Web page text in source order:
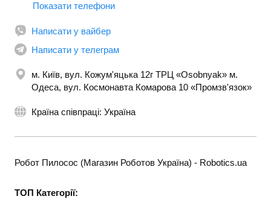
+380977074744
+380737074744
Показати телефони
Написати у вайбер
Написати у телеграм
м. Київ, вул. Кожум'яцька 12г ТРЦ «Osobnyak» м.
Одеса, вул. Космонавта Комарова 10 «Промзв'язок»
Країна співпраці: Україна
Робот Пилосос (Магазин Роботов Україна) - Robotics.ua
ТОП Категорії: